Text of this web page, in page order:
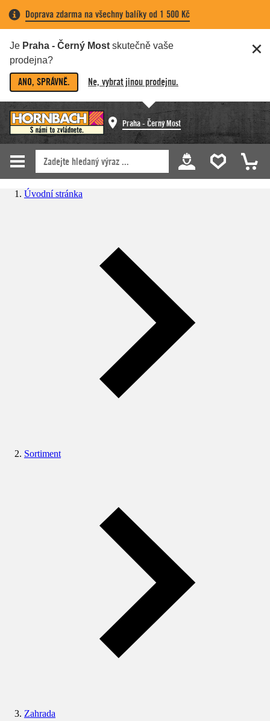
Doprava zdarma na všechny balíky od 1 500 Kč
Je Praha - Černý Most skutečně vaše
prodejna?
ANO, SPRÁVNĚ. Ne, vybrat jinou prodejnu.
Praha - Černý Most
Úvodní stránka
Sortiment
Zahrada